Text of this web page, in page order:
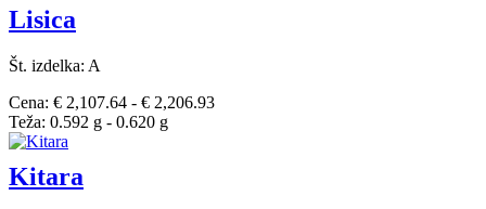
Lisica
Št. izdelka: A
Cena: € 2,107.64 - € 2,206.93
Teža: 0.592 g - 0.620 g
Kitara